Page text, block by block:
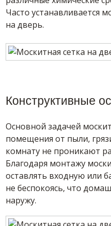
Часто устанавливается
на дверь.
Конструктивные
Основной задачей
помещения от пыли,
комнату не проникают
Благодаря монтажу
оставлять входную или
не беспокоясь, что
наружу.